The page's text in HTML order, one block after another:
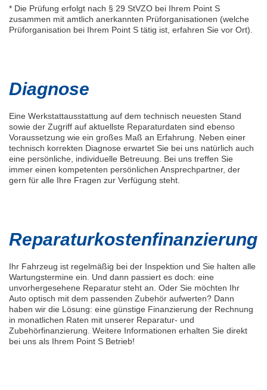
* Die Prüfung erfolgt nach § 29 StVZO bei Ihrem Point S
zusammen mit amtlich anerkannten Prüforganisationen (welche
Prüforganisation bei Ihrem Point S tätig ist, erfahren Sie vor Ort).
Diagnose
Eine Werkstattausstattung auf dem technisch neuesten Stand
sowie der Zugriff auf aktuellste Reparaturdaten sind ebenso
Voraussetzung wie ein großes Maß an Erfahrung. Neben einer
technisch korrekten Diagnose erwartet Sie bei uns natürlich auch
eine persönliche, individuelle Betreuung. Bei uns treffen Sie
immer einen kompetenten persönlichen Ansprechpartner, der
gern für alle Ihre Fragen zur Verfügung steht.
Reparaturkostenfinanzierung
Ihr Fahrzeug ist regelmäßig bei der Inspektion und Sie halten alle
Wartungstermine ein. Und dann passiert es doch: eine
unvorhergesehene Reparatur steht an. Oder Sie möchten Ihr
Auto optisch mit dem passenden Zubehör aufwerten? Dann
haben wir die Lösung: eine günstige Finanzierung der Rechnung
in monatlichen Raten mit unserer Reparatur- und
Zubehörfinanzierung. Weitere Informationen erhalten Sie direkt
bei uns als Ihrem Point S Betrieb!